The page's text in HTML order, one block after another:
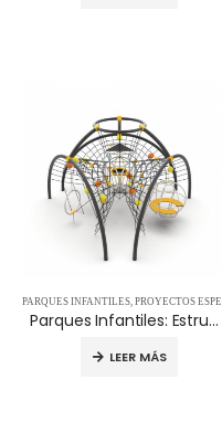
PARQUES INFANTILES PROYECTOS ESPECIALES
Parques Infantiles: Estructura de escalada Pantheon 2
LEER MÁS